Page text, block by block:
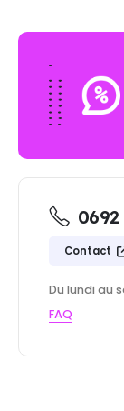
Contact
Du lundi au
FAQ